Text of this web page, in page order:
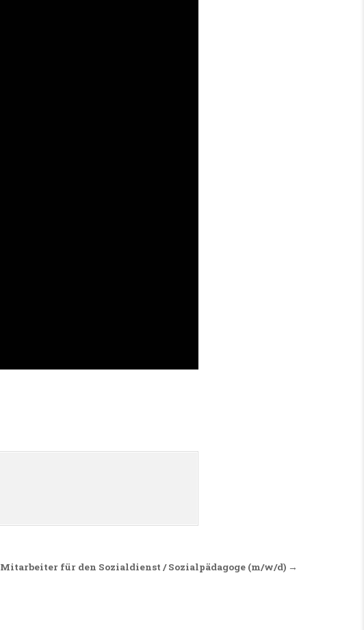
Mitarbeiter für den Sozialdienst / Sozialpädagoge (m/w/d) →